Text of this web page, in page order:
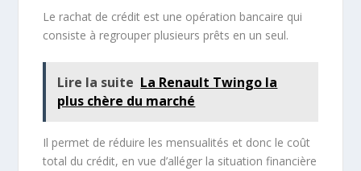
Le rachat de crédit est une opération bancaire qui
consiste à regrouper plusieurs prêts en un seul.
Lire la suite La Renault Twingo la
plus chère du marché
Il permet de réduire les mensualités et donc le coût
total du crédit, en vue d’alléger la situation financière